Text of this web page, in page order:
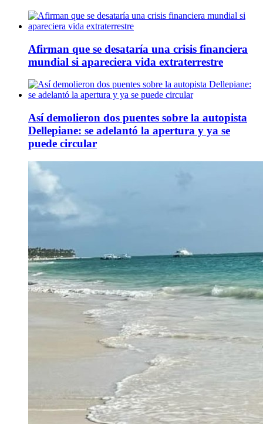
Afirman que se desataría una crisis financiera
mundial si apareciera vida extraterrestre
Así demolieron dos puentes sobre la autopista
Dellepiane: se adelantó la apertura y ya se
puede circular